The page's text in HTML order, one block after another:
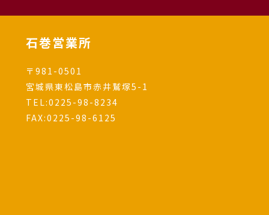
石巻営業所
〒981-0501
宮城県東松島市赤井鷲塚5-1
TEL:0225-98-8234
FAX:0225-98-6125